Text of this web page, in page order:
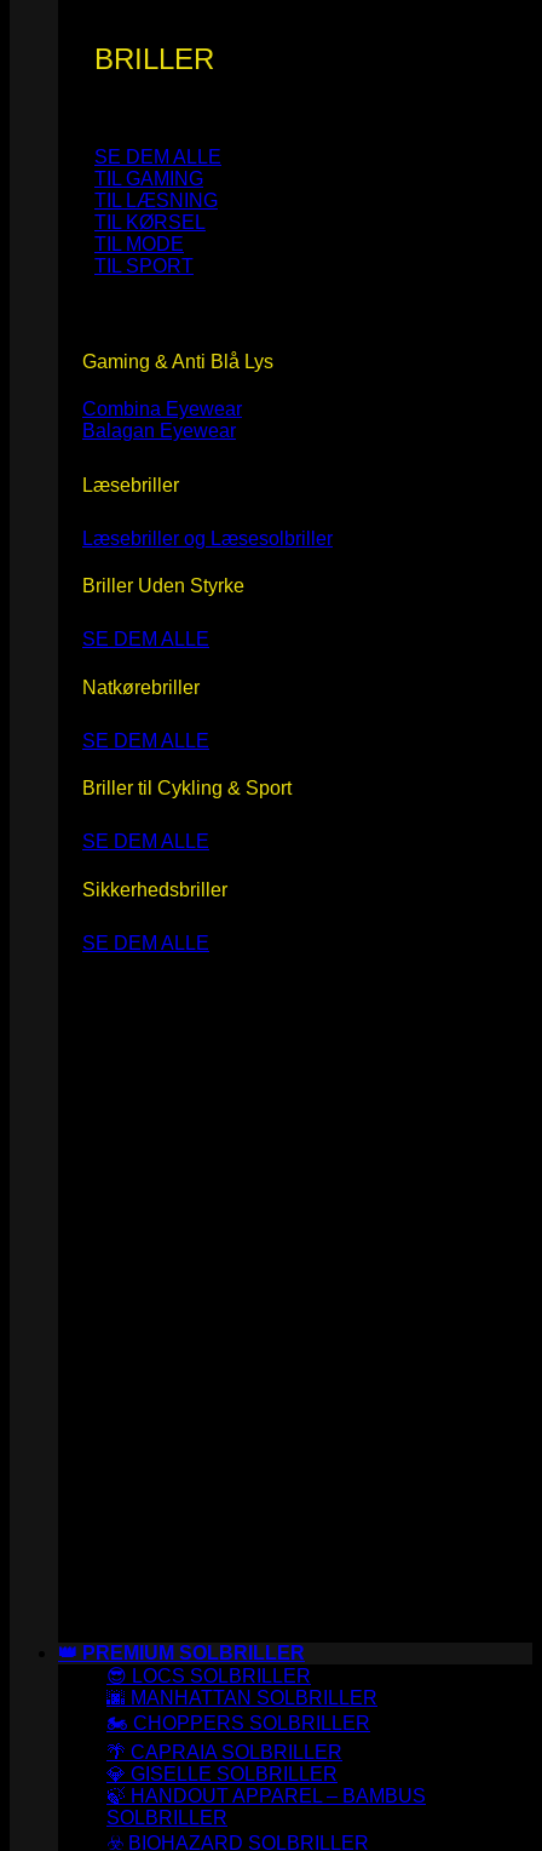
BRILLER
SE DEM ALLE
TIL GAMING
TIL LÆSNING
TIL KØRSEL
TIL MODE
TIL SPORT
Gaming & Anti Blå Lys
Combina Eyewear
Balagan Eyewear
Læsebriller
Læsebriller og Læsesolbriller
Briller Uden Styrke
SE DEM ALLE
Natkørebriller
SE DEM ALLE
Briller til Cykling & Sport
SE DEM ALLE
Sikkerhedsbriller
SE DEM ALLE
👑 PREMIUM SOLBRILLER
😎 LOCS SOLBRILLER
🌆 MANHATTAN SOLBRILLER
🏍️ CHOPPERS SOLBRILLER
🌴 CAPRAIA SOLBRILLER
💎 GISELLE SOLBRILLER
🍃 HANDOUT APPAREL – BAMBUS
SOLBRILLER
☣️ BIOHAZARD SOLBRILLER